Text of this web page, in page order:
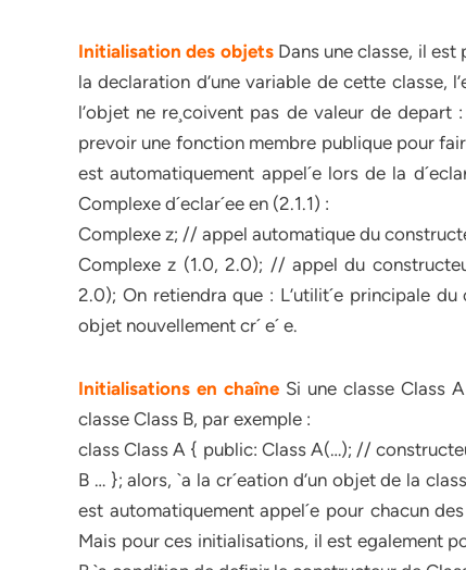
Initialisation des objetsDans une classe, il est
la declaration d’une variable de cette classe,
l’objet ne re¸coivent pas de valeur de
prevoir une fonction membre publique pour
est automatiquement appel´e lors de la
Complexe d´eclar´ee en (2.1.1) :
Complexe z; // appel automatique du
Complexe z (1.0, 2.0); // appel du
2.0); On retiendra que : L’utilit´e principale
objet nouvellement cr´ e´ e.
Initialisations en chaîne Si une classe Class
classe Class B, par exemple :
class Class A { public: Class A(…); //
B … }; alors, `a la cr´eation d’un objet de la
est automatiquement appel´e pour chacun
Mais pour ces initialisations, il est egalement